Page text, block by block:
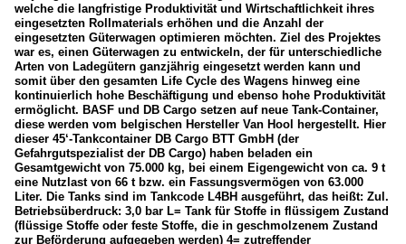
welche die langfristige Produktivität und Wirtschaftlichkeit ihres
eingesetzten Rollmaterials erhöhen und die Anzahl der
eingesetzten Güterwagen optimieren möchten. Ziel des Projektes
war es, einen Güterwagen zu entwickeln, der für unterschiedliche
Arten von Ladegütern ganzjährig eingesetzt werden kann und
somit über den gesamten Life Cycle des Wagens hinweg eine
kontinuierlich hohe Beschäftigung und ebenso hohe Produktivität
ermöglicht. BASF und DB Cargo setzen auf neue Tank-Container,
diese werden vom belgischen Hersteller Van Hool hergestellt. Hier
dieser 45‘-Tankcontainer DB Cargo BTT GmbH (der
Gefahrgutspezialist der DB Cargo) haben beladen ein
Gesamtgewicht von 75.000 kg, bei einem Eigengewicht von ca. 9 t
eine Nutzlast von 66 t bzw. ein Fassungsvermögen von 63.000
Liter. Die Tanks sind im Tankcode L4BH ausgeführt, das heißt: Zul.
Betriebsüberdruck: 3,0 bar L= Tank für Stoffe in flüssigem Zustand
(flüssige Stoffe oder feste Stoffe, die in geschmolzenem Zustand
zur Beförderung aufgegeben werden) 4= zutreffender